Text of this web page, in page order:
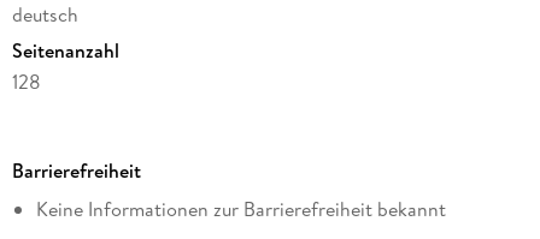
deutsch
Seitenanzahl
128
Reihe
Praxiswissen Hund
Barrierefreiheit
Keine Informationen zur Barrierefreiheit bekannt